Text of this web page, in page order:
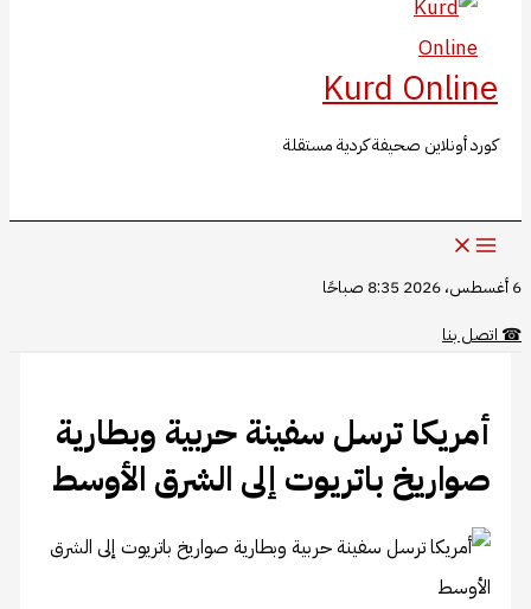
المحتوى
Kurd Online
كورد أونلاين صحيفة كردية مستقلة
6 أغسطس، 2026 8:35 صباحًا
☎اتصل بنا
أمريكا ترسل سفينة حربية وبطارية
صواريخ باتريوت إلى الشرق الأوسط